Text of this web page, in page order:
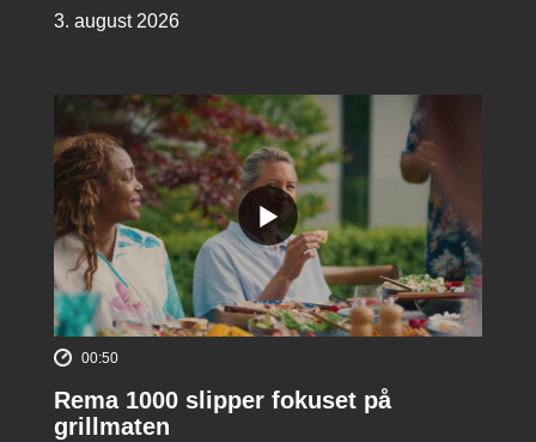
3. august 2026
00:50
Rema 1000 slipper fokuset på
grillmaten